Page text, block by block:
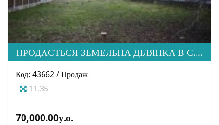
ПРОДАЄТЬСЯ ЗЕМЕЛЬНА ДІЛЯНКА В С. СТОРОЖНИЦЯ
Код: 43662 / Продаж
11.35
70,000.00у.о.